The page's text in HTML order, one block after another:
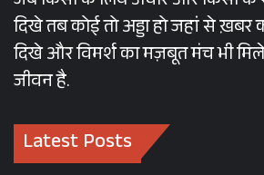
दिखे तब कोई तो अड्डा हो जहां से ख़बर
दिखे और विमर्श का मज़बूत मंच भी
जीवन है.
Latest Posts